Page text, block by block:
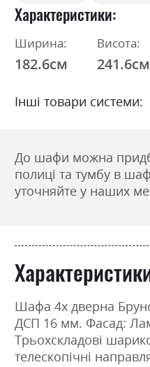
Характеристики
Ширина:
182.6см
Висота:
241.6см
Інші товари системи:
До шафи можна
полиці та тумбу в
уточняйте у наших
Шафа 4х дверна
ДСП 16 мм. Фасад:
Трьохскладові
телескопічні